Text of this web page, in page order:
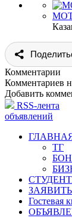
Комментарии
Комментариев
Добавить
RSS-лента
объявлений
ТГ
Гостевая